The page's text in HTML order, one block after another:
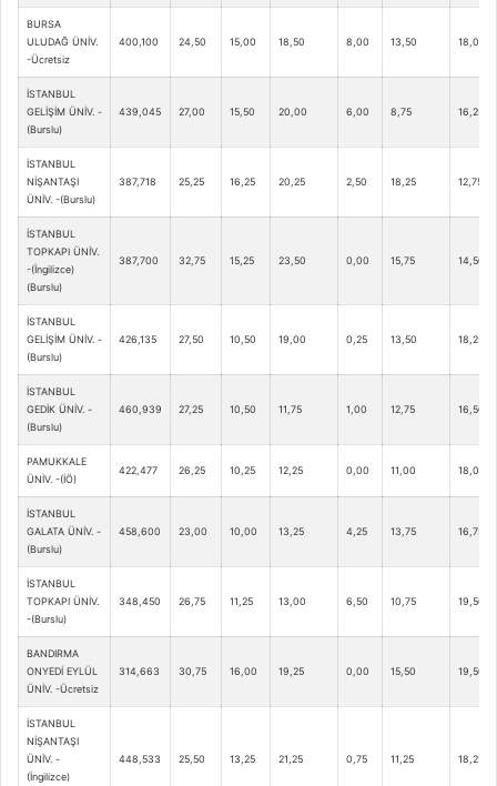
BURSA
ULUDAĞ ÜNİV.
-Ücretsiz
400,100 24,50 15,00 18,50 8,00 13,50 18,00
İSTANBUL
GELİŞİM ÜNİV. -
(Burslu)
439,045 27,00 15,50 20,00 6,00 8,75 16,25
İSTANBUL
NİŞANTAŞI
ÜNİV. -(Burslu)
387,718 25,25 16,25 20,25 2,50 18,25 12,75
İSTANBUL
TOPKAPI ÜNİV.
-(İngilizce)
(Burslu)
387,700 32,75 15,25 23,50 0,00 15,75 14,50
İSTANBUL
GELİŞİM ÜNİV. -
(Burslu)
426,135 27,50 10,50 19,00 0,25 13,50 18,25
İSTANBUL
GEDİK ÜNİV. -
(Burslu)
460,939 27,25 10,50 11,75 1,00 12,75 16,50
PAMUKKALE
ÜNİV. -(İÖ)
422,477 26,25 10,25 12,25 0,00 11,00 18,00
İSTANBUL
GALATA ÜNİV. -
(Burslu)
458,600 23,00 10,00 13,25 4,25 13,75 16,75
İSTANBUL
TOPKAPI ÜNİV.
-(Burslu)
348,450 26,75 11,25 13,00 6,50 10,75 19,50
BANDIRMA
ONYEDİ EYLÜL
ÜNİV. -Ücretsiz
314,663 30,75 16,00 19,25 0,00 15,50 19,50
İSTANBUL
NİŞANTAŞI
ÜNİV. -
(İngilizce)
448,533 25,50 13,25 21,25 0,75 11,25 18,25